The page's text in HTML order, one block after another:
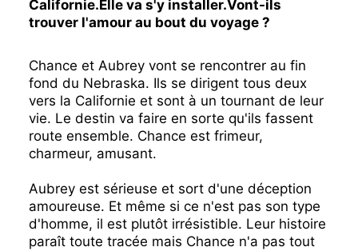
Californie.Elle va s'y installer.Vont-ils
trouver l'amour au bout du voyage ?
Chance et Aubrey vont se rencontrer au fin
fond du Nebraska. Ils se dirigent tous deux
vers la Californie et sont à un tournant de leur
vie. Le destin va faire en sorte qu'ils fassent
route ensemble. Chance est frimeur,
charmeur, amusant.
Aubrey est sérieuse et sort d'une déception
amoureuse. Et même si ce n'est pas son type
d'homme, il est plutôt irrésistible. Leur histoire
paraît toute tracée mais Chance n'a pas tout